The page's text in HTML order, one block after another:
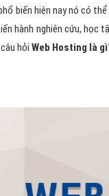
biến hiện nay nó có
hành nghiên cứu, học
hỏi Web Hosting là